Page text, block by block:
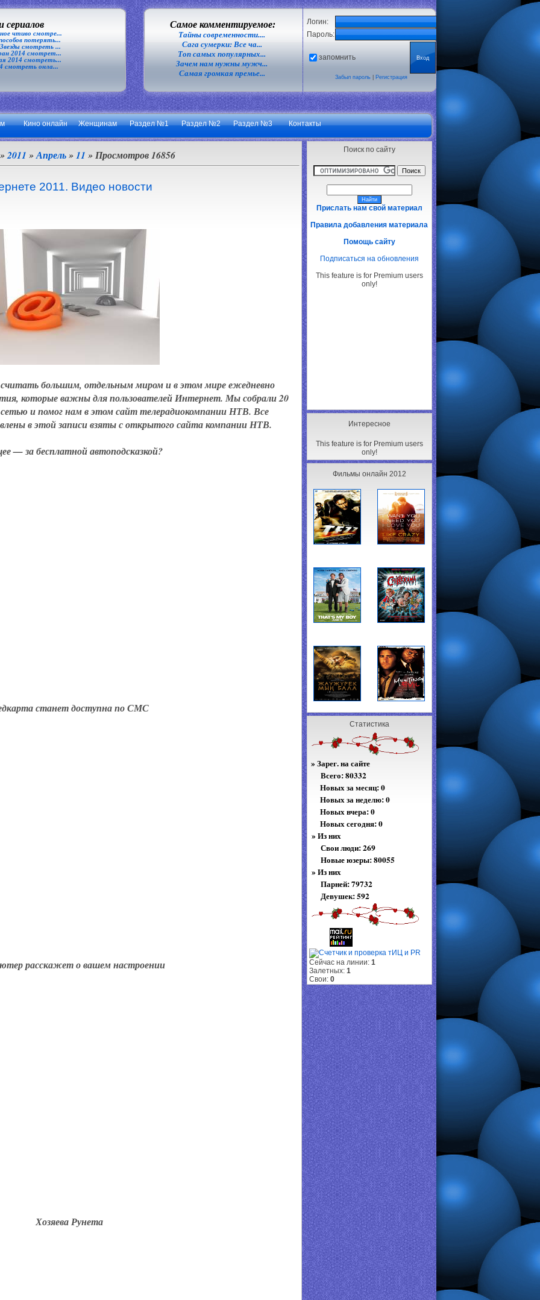
сериалов
чтиво смотре...
потерять...
смотреть ...
2014 смотрет...
2014 смотреть...
смотреть онла...
Самое комментируемое:
Тайны современности....
Сага сумерки: Все ча...
Топ самых популярных...
Зачем нам нужны мужч...
Самая громкая премье...
Логин:
Пароль:
запомнить
Забыл пароль| Регистрация
Кино онлайн Женщинам Раздел №1 Раздел №2 Раздел №3 Контакты
Поиск по сайту
Прислать нам свой материал
Правила добавления материала
Помощь сайту
Подписаться на обновления
This feature is for Premium users
only!
Интересное
This feature is for Premium users
only!
Фильмы онлайн 2012
Статистика
» Зарег. на сайте
Всего:80332
Новых за месяц: 0
Новых за неделю: 0
Новых вчера: 0
Новых сегодня: 0
» Из них
Свои люди: 269
Новые юзеры: 80055
» Из них
Парней: 79732
Девушек: 592
Сейчас на линии: 1
Залетных: 1
Свои: 0
2011 »Апрель»11 » Просмотров 16856
2011. Видео новости
большим, отдельным миром и в этом мире ежедневно
которые важны для пользователей Интернет. Мы собрали 20
сетью и помог нам в этом сайт телерадиокомпании НТВ. Все
в этой записи взяты с открытого сайта компании НТВ.
— за бесплатной автоподсказкой?
станет доступна по СМС
расскажет о вашем настроении
Хозяева Рунета